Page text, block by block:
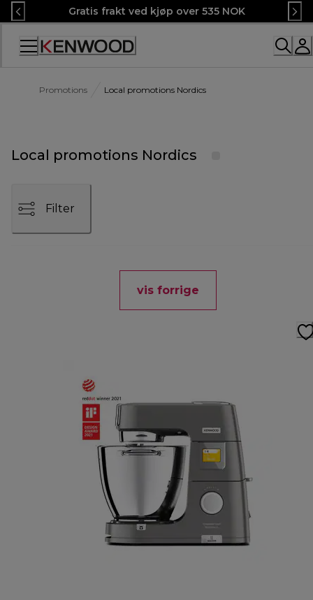
Skip
to
Content
Gratis frakt ved kjøp over 535 NOK
Promotions Local promotions Nordics
Local promotions Nordics
Filter
vis forrige